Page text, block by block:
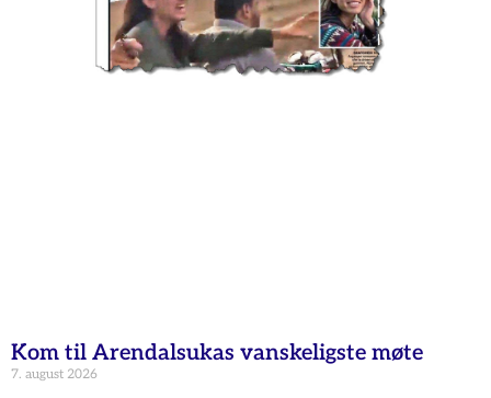
Kom til Arendalsukas vanskeligste møte
7. august 2026